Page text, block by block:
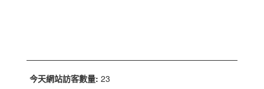
今天網站訪客數量: 23